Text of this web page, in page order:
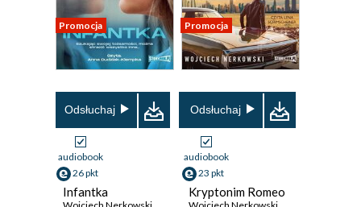
Promocja
Odsłuchaj
audiobook
26 pkt
Infantka
Promocja
Odsłuchaj
audiobook
23 pkt
Kryptonim Romeo